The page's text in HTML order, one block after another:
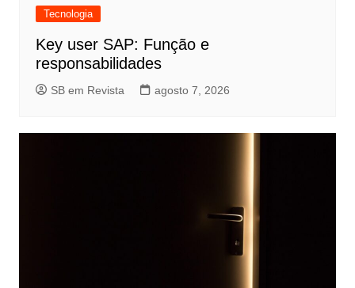
Tecnologia
Key user SAP: Função e
responsabilidades
SB em Revista agosto 7, 2026